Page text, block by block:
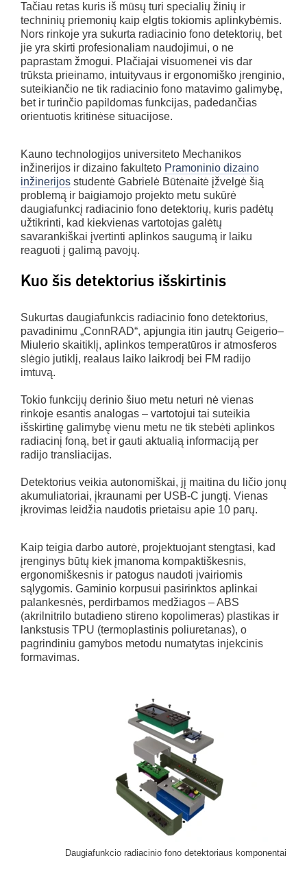
Tačiau retas kuris iš mūsų turi specialių žinių ir
techninių priemonių kaip elgtis tokiomis aplinkybėmis.
Nors rinkoje yra sukurta radiacinio fono detektorių, bet
jie yra skirti profesionaliam naudojimui, o ne
paprastam žmogui. Plačiajai visuomenei vis dar
trūksta prieinamo, intuityvaus ir ergonomiško įrenginio,
suteikiančio ne tik radiacinio fono matavimo galimybę,
bet ir turinčio papildomas funkcijas, padedančias
orientuotis kritinėse situacijose.
Kauno technologijos universiteto Mechanikos
inžinerijos ir dizaino fakulteto Pramoninio dizaino
inžinerijos studentė Gabrielė Būtėnaitė įžvelgė šią
problemą ir baigiamojo projekto metu sukūrė
daugiafunkcį radiacinio fono detektorių, kuris padėtų
užtikrinti, kad kiekvienas vartotojas galėtų
savarankiškai įvertinti aplinkos saugumą ir laiku
reaguoti į galimą pavojų.
Kuo šis detektorius išskirtinis
Sukurtas daugiafunkcis radiacinio fono detektorius,
pavadinimu „ConnRAD“, apjungia itin jautrų Geigerio–
Miulerio skaitiklį, aplinkos temperatūros ir atmosferos
slėgio jutiklį, realaus laiko laikrodį bei FM radijo
imtuvą.
Tokio funkcijų derinio šiuo metu neturi nė vienas
rinkoje esantis analogas – vartotojui tai suteikia
išskirtinę galimybę vienu metu ne tik stebėti aplinkos
radiacinį foną, bet ir gauti aktualią informaciją per
radijo transliacijas.
Detektorius veikia autonomiškai, jį maitina du ličio jonų
akumuliatoriai, įkraunami per USB-C jungtį. Vienas
įkrovimas leidžia naudotis prietaisu apie 10 parų.
Kaip teigia darbo autorė, projektuojant stengtasi, kad
įrenginys būtų kiek įmanoma kompaktiškesnis,
ergonomiškesnis ir patogus naudoti įvairiomis
sąlygomis. Gaminio korpusui pasirinktos aplinkai
palankesnės, perdirbamos medžiagos – ABS
(akrilnitrilo butadieno stireno kopolimeras) plastikas ir
lankstusis TPU (termoplastinis poliuretanas), o
pagrindiniu gamybos metodu numatytas injekcinis
formavimas.
Daugiafunkcio radiacinio fono detektoriaus komponentai